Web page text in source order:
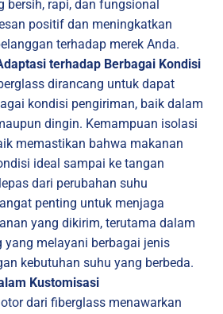
bersih, rapi, dan fungsional
positif dan meningkatkan
terhadap merek Anda.
terhadap Berbagai Kondisi
dirancang untuk dapat
kondisi pengiriman, baik dalam
dingin. Kemampuan isolasi
memastikan bahwa makanan
ideal sampai ke tangan
dari perubahan suhu
penting untuk menjaga
yang dikirim, terutama dalam
yang melayani berbagai jenis
kebutuhan suhu yang berbeda.
Kustomisasi
dari fiberglass menawarkan